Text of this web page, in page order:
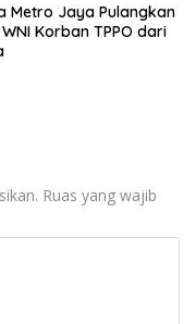
Metro Jaya Pulangkan
Korban TPPO dari
Ruas yang wajib